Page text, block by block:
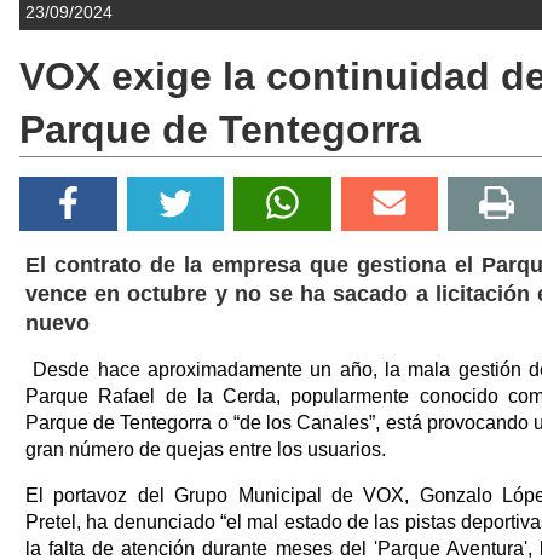
23/09/2024
VOX exige la continuidad
Parque de Tentegorra
El contrato de la empresa que gestiona el
vence en octubre y no se ha sacado a licitación
nuevo
Desde hace aproximadamente un año, la mala gestión
Parque Rafael de la Cerda, popularmente conocido
Parque de Tentegorra o “de los Canales”, está provocando
gran número de quejas entre los usuarios.
El portavoz del Grupo Municipal de VOX, Gonzalo
Pretel, ha denunciado “el mal estado de las pistas
la falta de atención durante meses del 'Parque Aventura',